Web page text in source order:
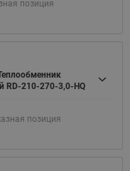
позиция
RD-210-270-3,0-HQ
позиция